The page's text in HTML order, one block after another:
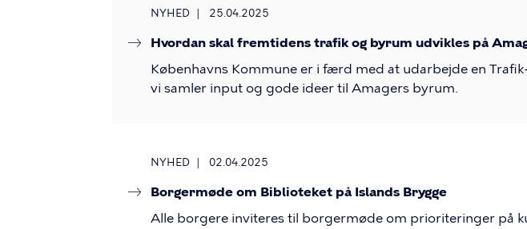
NYHED 25.04.2025
Hvordan skal fremtidens trafik og byrum udvikles på
Københavns Kommune er i færd med at udarbejde en
vi samler input og gode ideer til Amagers byrum.
NYHED 02.04.2025
Borgermøde om Biblioteket på Islands Brygge
Alle borgere inviteres til borgermøde om prioriteringer på